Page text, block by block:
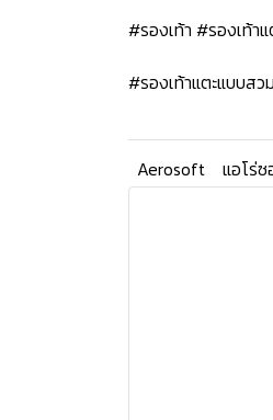
#รองเท้า #รองเท้
#รองเท้าแตะแบบส
Aerosoft แอโร่